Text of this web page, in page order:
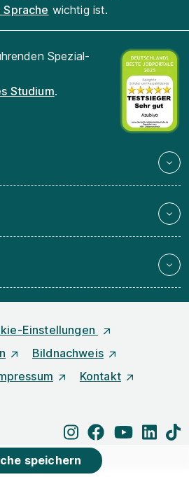
speichern
wichtig ist.
Spezial-
Studium.
Einstellungen
Bildnachweis
Kontakt
instagram
facebookyoutube